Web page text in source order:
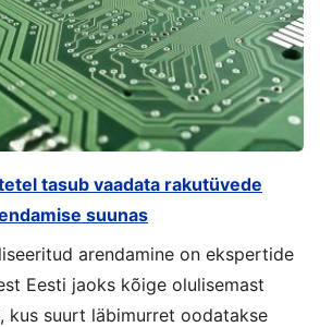
tasub vaadata rakutüvede
suunas
arendamine on ekspertide
Eesti jaoks kõige olulisemast
kus suurt läbimurret oodatakse